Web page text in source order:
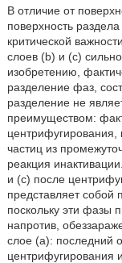
В отличие от
поверхность
критической
слоев (b) и (с)
изобретению,
разделение фаз,
разделение не
преимуществом:
частиц из
реакция
и (с) после
представляет собой
поскольку эти фазы
напротив,
слое (а): последний
центрифугирования